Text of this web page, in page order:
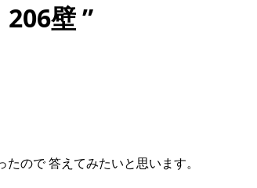
206壁 ”
ので 答えてみたいと思います。